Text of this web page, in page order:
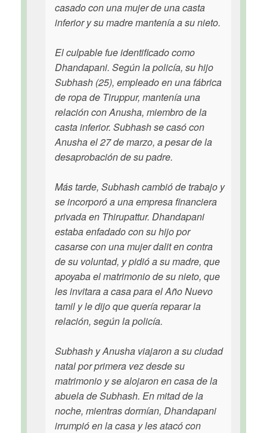
casado con una mujer de una casta
inferior y su madre mantenía a su nieto.
El culpable fue identificado como
Dhandapani. Según la policía, su hijo
Subhash (25), empleado en una fábrica
de ropa de Tiruppur, mantenía una
relación con Anusha, miembro de la
casta inferior. Subhash se casó con
Anusha el 27 de marzo, a pesar de la
desaprobación de su padre.
Más tarde, Subhash cambió de trabajo y
se incorporó a una empresa financiera
privada en Thirupattur. Dhandapani
estaba enfadado con su hijo por
casarse con una mujer dalit en contra
de su voluntad, y pidió a su madre, que
apoyaba el matrimonio de su nieto, que
les invitara a casa para el Año Nuevo
tamil y le dijo que quería reparar la
relación, según la policía.
Subhash y Anusha viajaron a su ciudad
natal por primera vez desde su
matrimonio y se alojaron en casa de la
abuela de Subhash. En mitad de la
noche, mientras dormían, Dhandapani
irrumpió en la casa y les atacó con